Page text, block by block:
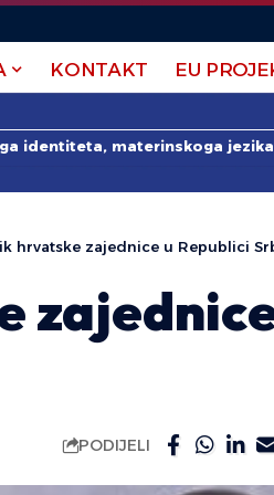
KONTAKT EU
identiteta, materinskoga
hrvatske zajednice u Republici
PODIJELI